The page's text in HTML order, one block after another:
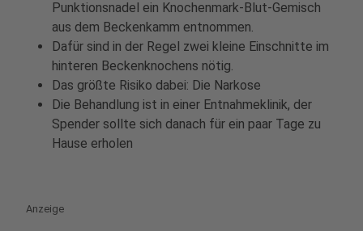
Punktionsnadel ein Knochenmark-Blut-Gemisch
aus dem Beckenkamm entnommen.
Dafür sind in der Regel zwei kleine Einschnitte im
hinteren Beckenknochens nötig.
Das größte Risiko dabei: Die Narkose
Die Behandlung ist in einer Entnahmeklinik, der
Spender sollte sich danach für ein paar Tage zu
Hause erholen
Anzeige